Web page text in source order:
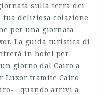
sulla terra dei
deliziosa colazione
per una giornata
La guida turistica di
in hotel per
giorno dal Cairo a
Luxor tramite Cairo
. quando arrivi a